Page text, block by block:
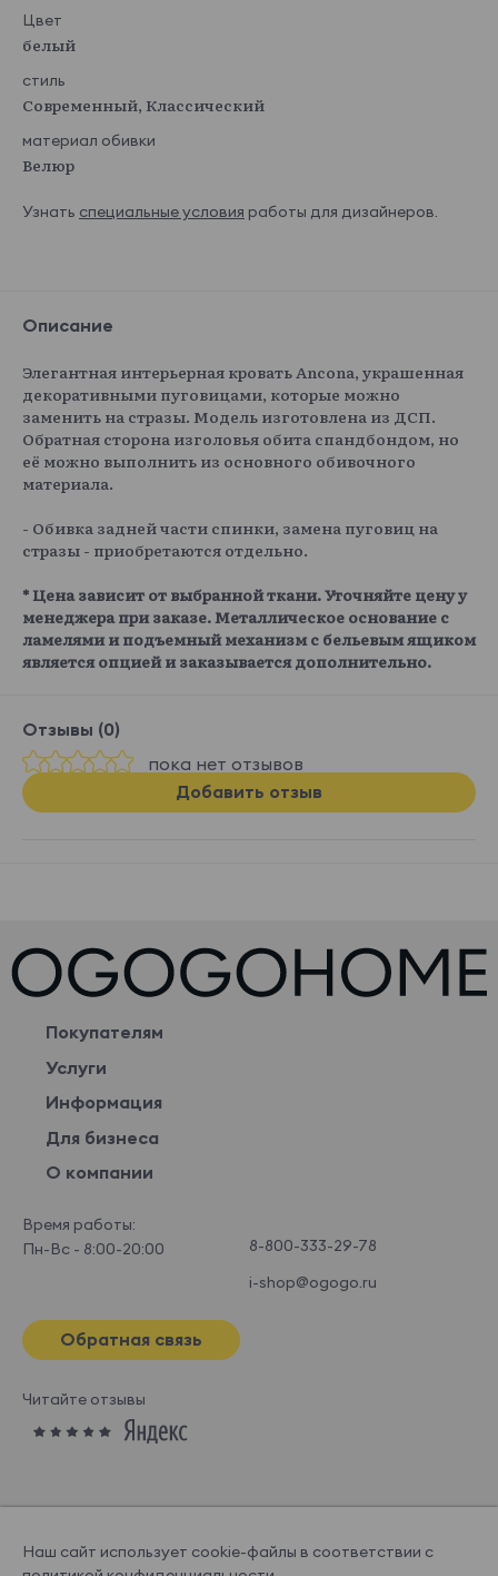
Цвет
белый
стиль
Современный, Классический
материал обивки
Велюр
Узнать специальные условия работы для дизайнеров.
Описание
Элегантная интерьерная кровать Ancona, украшенная
декоративными пуговицами, которые можно
заменить на стразы. Модель изготовлена из ДСП.
Обратная сторона изголовья обита спандбондом, но
её можно выполнить из основного обивочного
материала.
- Обивка задней части спинки, замена пуговиц на
стразы - приобретаются отдельно.
* Цена зависит от выбранной ткани. Уточняйте цену у
менеджера при заказе. Металлическое основание с
ламелями и подъемный механизм с бельевым ящиком
является опцией и заказывается дополнительно.
Отзывы (0)
пока нет отзывов
Добавить отзыв
Покупателям
Услуги
Информация
Для бизнеса
О компании
Время работы:
Пн-Вс - 8:00-20:00
8-800-333-29-78
i-shop@ogogo.ru
Обратная связь
Читайте отзывы
Наш сайт использует cookie-файлы в соответствии с